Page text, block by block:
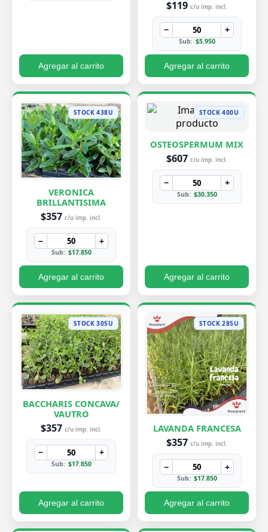
Agregar al carrito
$119 c/u imp. incl.
− +
Sub: $5.950
Agregar al carrito
STOCK 438U
VERONICA
BRILLANTISIMA
$357 c/u imp. incl.
− +
Sub: $17.850
Agregar al carrito
STOCK 400U
OSTEOSPERMUM MIX
$607 c/u imp. incl.
− +
Sub: $30.350
Agregar al carrito
STOCK 305U
BACCHARIS CONCAVA/
VAUTRO
$357 c/u imp. incl.
− +
Sub: $17.850
Agregar al carrito
STOCK 285U
LAVANDA FRANCESA
$357 c/u imp. incl.
− +
Sub: $17.850
Agregar al carrito